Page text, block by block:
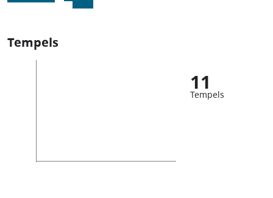
Tempels
11
Tempels